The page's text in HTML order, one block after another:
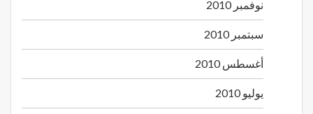
نوفمبر 2010
سبتمبر 2010
أغسطس 2010
يوليو 2010